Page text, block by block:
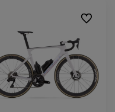
Do